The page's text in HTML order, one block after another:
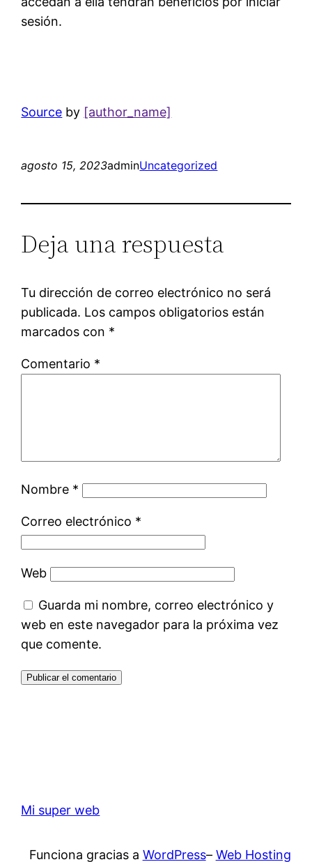
sesión.
Source by [author_name]
agosto 15, 2023adminUncategorized
Deja una respuesta
Tu dirección de correo electrónico no será
publicada. Los campos obligatorios están
marcados con *
Comentario *
Nombre *
Correo electrónico *
Web
Guarda mi nombre, correo electrónico y
web en este navegador para la próxima vez
que comente.
Mi super web
Funciona gracias a WordPress– Web Hosting